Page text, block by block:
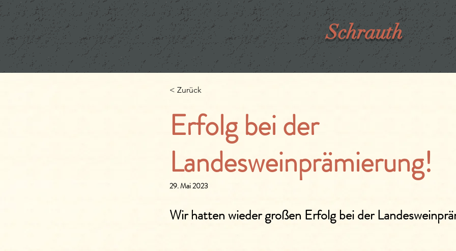
Schrauth
< Zurück
Erfolg bei der
Landesweinprämierung!
29. Mai 2023
Wir hatten wieder großen Erfolg bei der